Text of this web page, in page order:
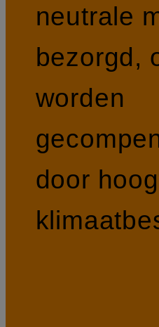
neutrale
bezorgd,
worden
door